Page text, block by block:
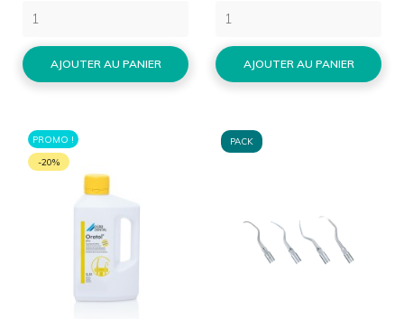
AJOUTER AU PANIER AJOUTER AU PANIER
PROMO !
-20%
PACK